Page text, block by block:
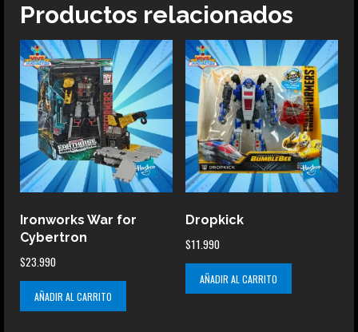
Productos relacionados
Ironworks War for
Cybertron
$23.990
AÑADIR AL CARRITO
Dropkick
$11.990
AÑADIR AL CARRITO